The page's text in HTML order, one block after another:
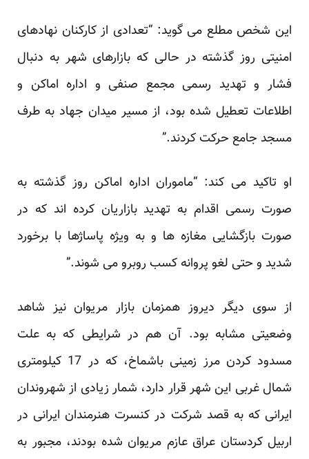
این شخص مطلع می گوید: “تعدادی از کارکنان نهادهای
امنیتی روز گذشته در حالی که بازارهای شهر به دنبال
فشار و تهدید رسمی مجمع صنفی و اداره اماکن و
اطلاعات تعطیل شده بود، از مسیر میدان جهاد به طرف
مسجد جامع حرکت کردند.”
او تاکید می کند: “ماموران اداره اماکن روز گذشته به
صورت رسمی اقدام به تهدید بازاریان کرده اند که در
صورت بازگشایی مغازه ها و به ویژه پاساژها با برخورد
شدید و حتی لغو پروانه کسب روبرو می شوند.”
از سوی دیگر دیروز همزمان بازار مریوان نیز شاهد
وضعیتی مشابه بود. آن هم در شرایطی که به علت
مسدود کردن مرز زمینی باشماخ، که در 17 کیلومتری
شمال غربی این شهر قرار دارد، شمار زیادی از شهروندان
ایرانی که به قصد شرکت در کنسرت هنرمندان ایرانی در
اربیل کردستان عراق عازم مریوان شده بودند، مجبور به